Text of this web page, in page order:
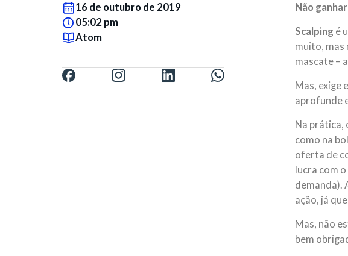
16 de outubro de 2019
05:02 pm
Atom
Não
Scalping é
muito, mas
mascate –
Mas, exige
aprofunde
Na prática,
como na
oferta de
lucra com o
demanda).
ação, já
Mas, não
bem